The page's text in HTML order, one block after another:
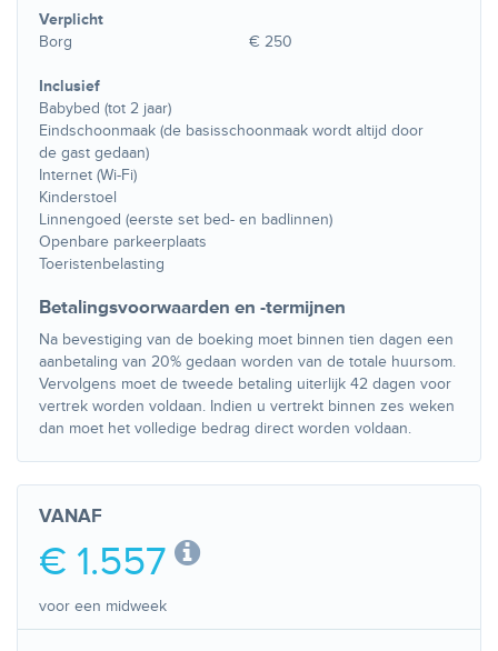
Verplicht
Borg
€ 250
Inclusief
Babybed (tot 2 jaar)
Eindschoonmaak (de basisschoonmaak wordt altijd door
de gast gedaan)
Internet (Wi-Fi)
Kinderstoel
Linnengoed (eerste set bed- en badlinnen)
Openbare parkeerplaats
Toeristenbelasting
Betalingsvoorwaarden en -termijnen
Na bevestiging van de boeking moet binnen tien dagen een
aanbetaling van 20% gedaan worden van de totale huursom.
Vervolgens moet de tweede betaling uiterlijk 42 dagen voor
vertrek worden voldaan. Indien u vertrekt binnen zes weken
dan moet het volledige bedrag direct worden voldaan.
VANAF
€ 1.557
voor een midweek